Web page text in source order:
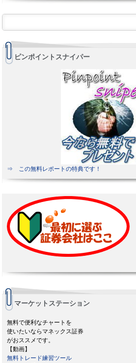
ピンポイントスナイパー
⇒ この無料レポートの特典です！
マーケットステーション
無料で便利なチャートを
使いたいならマネックス証券
がおススメです。
【動画】
無料トレード練習ツール